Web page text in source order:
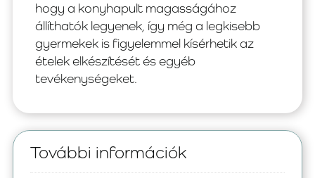
hogy a konyhapult magasságához
állíthatók legyenek, így még a legkisebb
gyermekek is figyelemmel kísérhetik az
ételek elkészítését és egyéb
tevékenységeket.
További információk